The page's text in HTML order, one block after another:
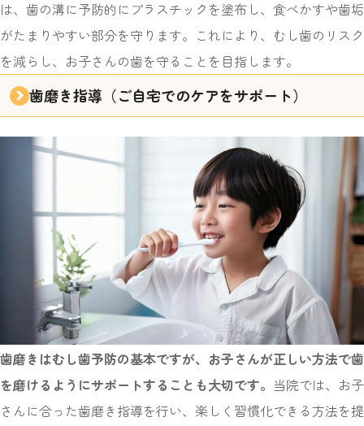
は、歯の溝に予防的にプラスチックを塗布し、食べかすや歯垢
がたまりやすい部分を守ります。これにより、むし歯のリスク
を減らし、お子さんの歯を守ることを目指します。
歯磨き指導 （ご自宅でのケアをサポート）
歯磨きはむし歯予防の基本ですが、お子さんが正しい方法で歯
を磨けるようにサポートすることも大切です。 当院では、お子
さんに合った歯磨き指導を行い、楽しく習慣化できる方法を提